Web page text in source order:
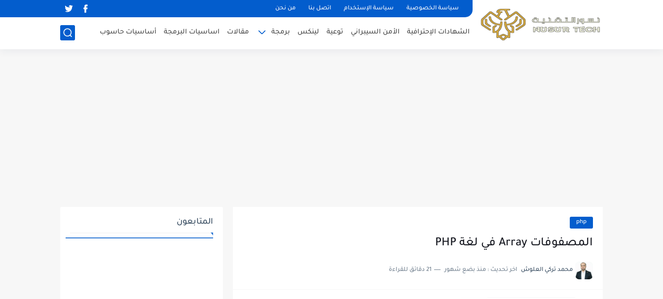
سياسة الخصوصية سياسة الإستخدام اتصل بنا من نحن
الشهادات الإحترافية الأمن السيبراني توعية لينكس برمجة مقالات اساسيات البرمجة أساسيات حاسوب
php
المصفوفات Array في لغة PHP
محمد تركي العلوش اخر تحديث : منذ بضع شهور 21 دقائق للقراءة
المتابعون